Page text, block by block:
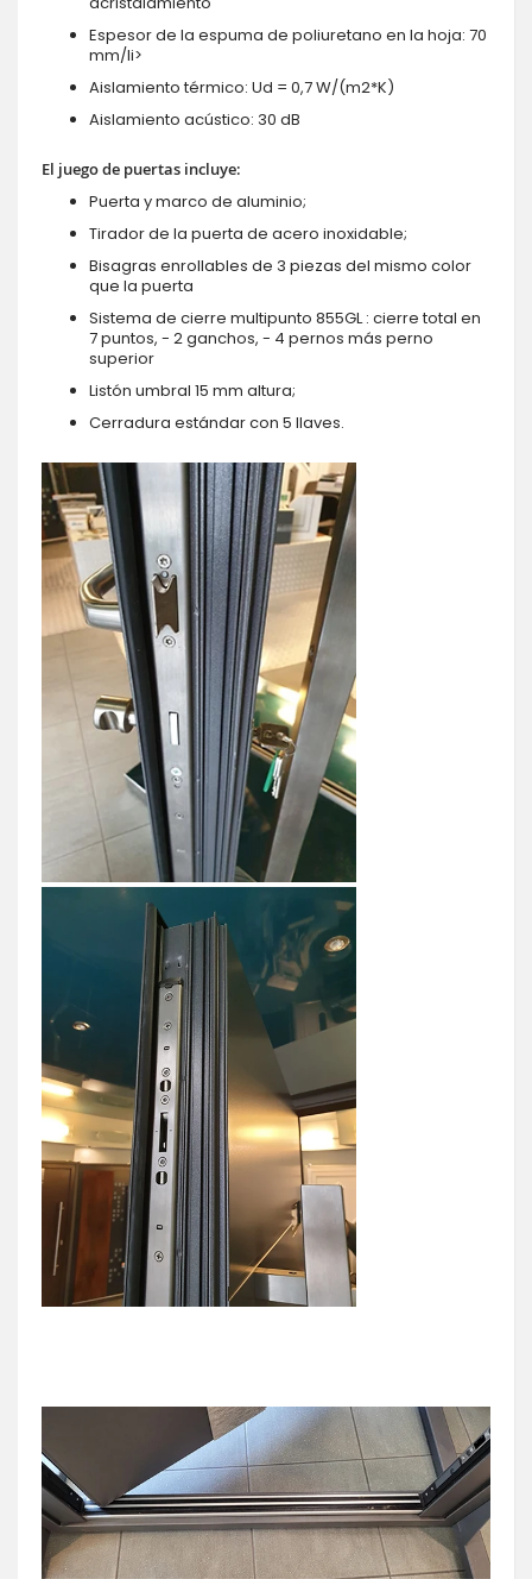
Espesor de la espuma de poliuretano en la hoja: 70
mm/li>
Aislamiento térmico: Ud = 0,7 W/(m2*K)
Aislamiento acústico: 30 dB
El juego de puertas incluye:
Puerta y marco de aluminio;
Tirador de la puerta de acero inoxidable;
Bisagras enrollables de 3 piezas del mismo color
que la puerta
Sistema de cierre multipunto 855GL : cierre total en
7 puntos, - 2 ganchos, - 4 pernos más perno
superior
Listón umbral 15 mm altura;
Cerradura estándar con 5 llaves.